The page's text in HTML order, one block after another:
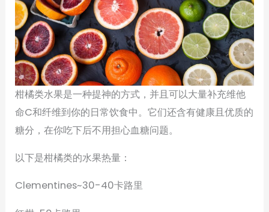
柑橘类水果是一种提神的方式，并且可以大量补充维他
命C和纤维到你的日常饮食中。它们还含有健康且优质的
糖分，在你吃下后不用担心血糖问题。
以下是柑橘类的水果热量：
Clementines~30-40卡路里